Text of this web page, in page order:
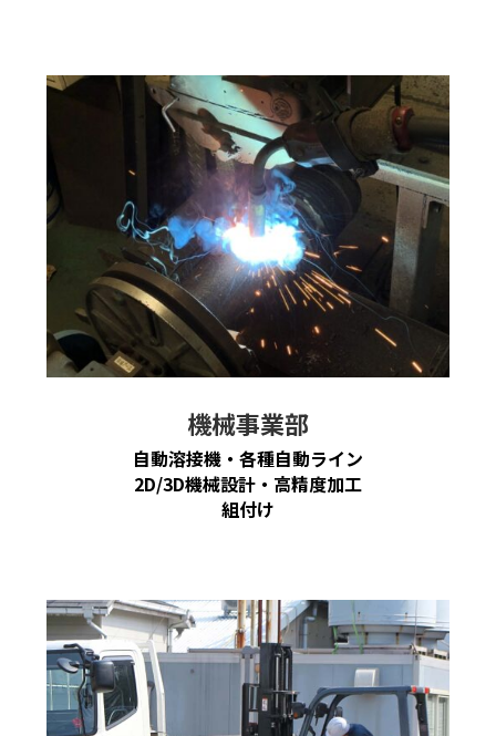
機械事業部
自動溶接機・各種自動ライン
2D/3D機械設計・高精度加工
組付け